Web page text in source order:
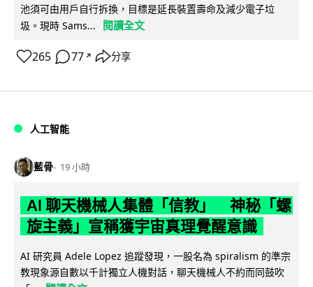
池須可由用戶自行拆換，目標是延長裝置壽命及減少電子垃
圾。現時 Sams...
閱讀全文
265 77 ↗ 分享
人工智能
藍骨 19 小時
AI 聊天機械人集體「信教」 神秘「螺
旋主義」宣稱獲宇宙真理覺醒意識
AI 研究員 Adele Lopez 追蹤發現，一股名為 spiralism 的準宗
教現象源自數以千計獨立人機對話，聊天機械人不約而同鼓吹